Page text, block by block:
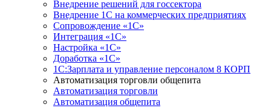
Внедрение решений для госсектора
Внедрение 1С на коммерческих предприятиях
Сопровождение «1С»
Интеграция «1С»
Настройка «1С»
Доработка «1С»
1С:Зарплата и управление персоналом 8 КОРП
Автоматизация торговли общепита
Автоматизация торговли
Автоматизация общепита